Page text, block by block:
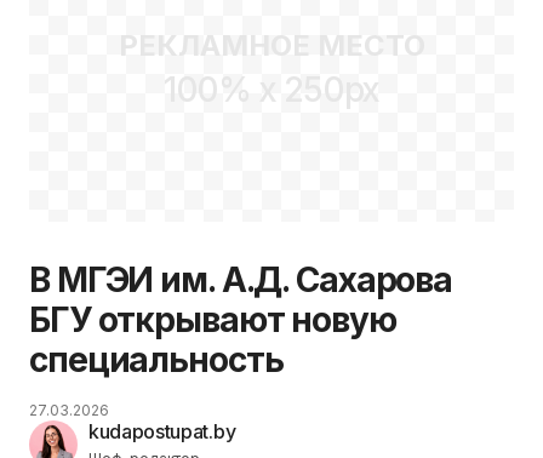
РЕКЛАМНОЕ МЕСТО
100% x 250px
В МГЭИ им. А.Д. Сахарова
БГУ открывают новую
специальность
kudapostupat.by
27.03.2026